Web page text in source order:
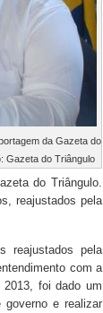
da Gazeta do
Gazeta do Triângulo
do Triângulo.
reajustados pela
reajustados pela
com a
foi dado um
e realizar